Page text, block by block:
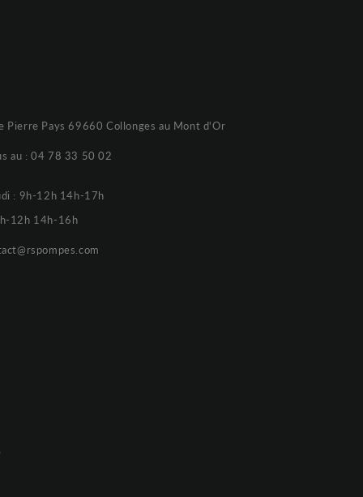
Pierre Pays 69660 Collonges au Mont d'Or
au :04 78 33 50 02
: 9h-12h 14h-17h
12h 14h-16h